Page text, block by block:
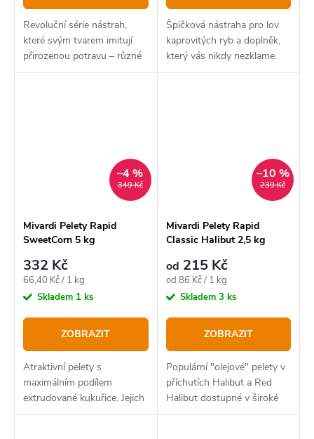
Revoluční série nástrah,
které svým tvarem imitují
přirozenou potravu – různé
druhy plžů, což je činí
Špičková nástraha pro lov
kaprovitých ryb a doplněk,
který vás nikdy nezklame.
349 Kč
–4 %
Mivardi Pelety Rapid
SweetCorn 5 kg
332 Kč
Měrná
cena:
66,40 Kč / 1 kg
Skladem 1 ks
ZOBRAZIT
Atraktivní pelety s
maximálním podílem
extrudované kukuřice. Jejich
hlavní výhodou je vynikající
239 Kč
–10 %
Mivardi Pelety Rapid
Classic Halibut 2,5 kg
od 215 Kč
Měrná
cena:
od 86 Kč / 1 kg
Skladem 3 ks
ZOBRAZIT
Populární "olejové" pelety v
příchutích Halibut a Red
Halibut dostupné v široké
nabídce průměrů.